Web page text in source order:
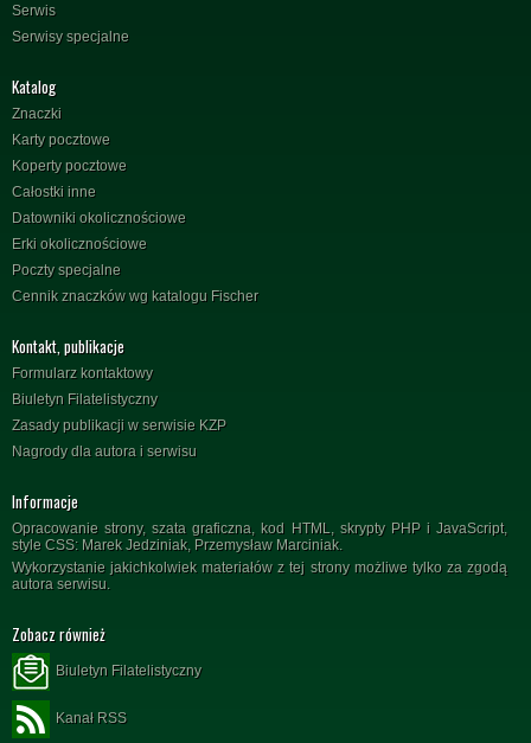
Serwis
Serwisy specjalne
Katalog
Znaczki
Karty pocztowe
Koperty pocztowe
Całostki inne
Datowniki okolicznościowe
Erki okolicznościowe
Poczty specjalne
Cennik znaczków wg katalogu Fischer
Kontakt, publikacje
Formularz kontaktowy
Biuletyn Filatelistyczny
Zasady publikacji w serwisie KZP
Nagrody dla autora i serwisu
Informacje
Opracowanie strony, szata graficzna, kod HTML, skrypty PHP i JavaScript,
style CSS: Marek Jedziniak, Przemysław Marciniak.
Wykorzystanie jakichkolwiek materiałów z tej strony możliwe tylko za zgodą
autora serwisu.
Zobacz również
Biuletyn Filatelistyczny
Kanał RSS